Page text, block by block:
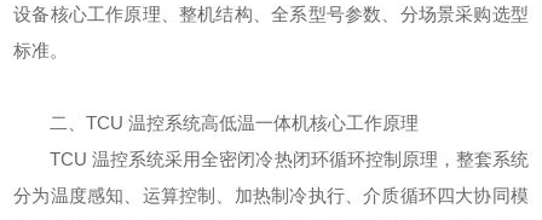
设备核心工作原理、整机结构、全系型号参数、分场景采购选型
标准。
二、TCU 温控系统高低温一体机核心工作原理
TCU 温控系统采用全密闭冷热闭环循环控制原理，整套系统
分为温度感知、运算控制、加热制冷执行、介质循环四大协同模